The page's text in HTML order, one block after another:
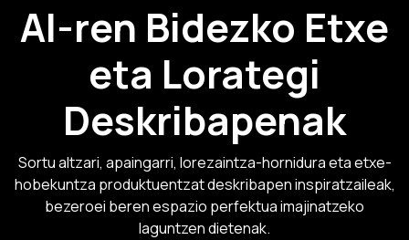
AI-ren Bidezko Etxe
eta Lorategi
Deskribapenak
Sortu altzari, apaingarri, lorezaintza-hornidura eta etxe-
hobekuntza produktuentzat deskribapen inspiratzaileak,
bezeroei beren espazio perfektua imajinatzeko
laguntzen dietenak.